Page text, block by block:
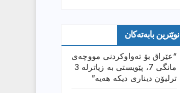
نوێترین بابەتەکان
“عێراق بۆ تەواوکردنی مووچەی
مانگى 7، پێویستی بە زیاترلە 3
ترلیۆن دیناری دیکە هەیە”